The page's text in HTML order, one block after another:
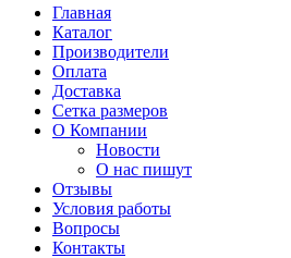
Главная
Каталог
Производители
Оплата
Доставка
Сетка размеров
О Компании
Новости
О нас пишут
Отзывы
Условия работы
Вопросы
Контакты